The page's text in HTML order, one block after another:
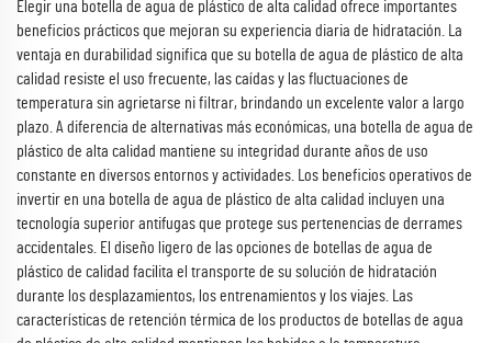
Elegir una botella de agua de plástico de alta calidad ofrece importantes
beneficios prácticos que mejoran su experiencia diaria de hidratación. La
ventaja en durabilidad significa que su botella de agua de plástico de alta
calidad resiste el uso frecuente, las caídas y las fluctuaciones de
temperatura sin agrietarse ni filtrar, brindando un excelente valor a largo
plazo. A diferencia de alternativas más económicas, una botella de agua de
plástico de alta calidad mantiene su integridad durante años de uso
constante en diversos entornos y actividades. Los beneficios operativos de
invertir en una botella de agua de plástico de alta calidad incluyen una
tecnología superior antifugas que protege sus pertenencias de derrames
accidentales. El diseño ligero de las opciones de botellas de agua de
plástico de calidad facilita el transporte de su solución de hidratación
durante los desplazamientos, los entrenamientos y los viajes. Las
características de retención térmica de los productos de botellas de agua